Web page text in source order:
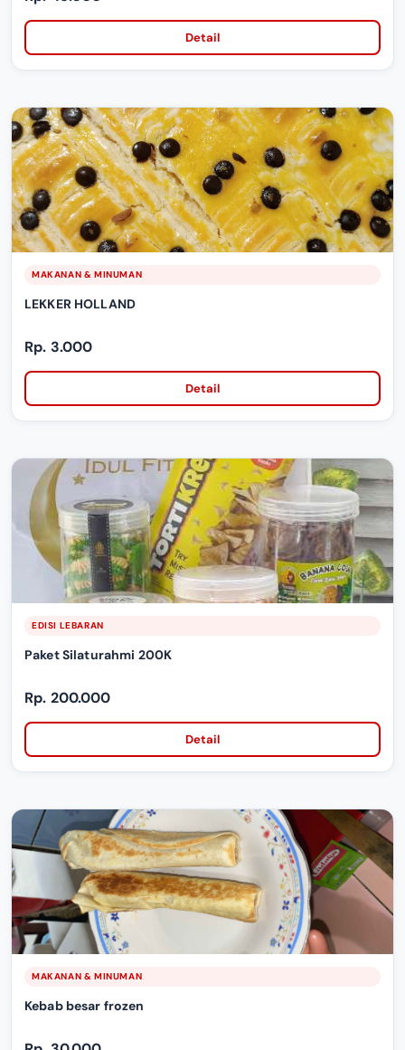
Detail
MAKANAN & MINUMAN
LEKKER HOLLAND
Rp. 3.000
Detail
EDISI LEBARAN
Paket Silaturahmi 200K
Rp. 200.000
Detail
MAKANAN & MINUMAN
Kebab besar frozen